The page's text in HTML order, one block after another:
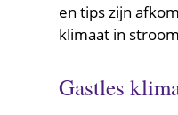
en tips zijn
klimaat in
Gastles